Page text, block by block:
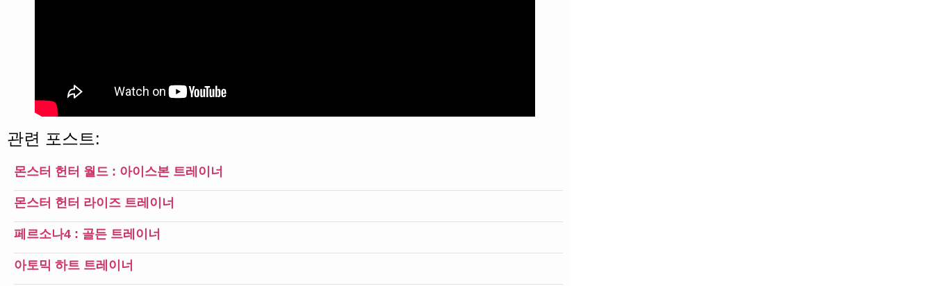
관련 포스트:
몬스터 헌터 월드 : 아이스본 트레이너
몬스터 헌터 라이즈 트레이너
페르소나4 : 골든 트레이너
아토믹 하트 트레이너